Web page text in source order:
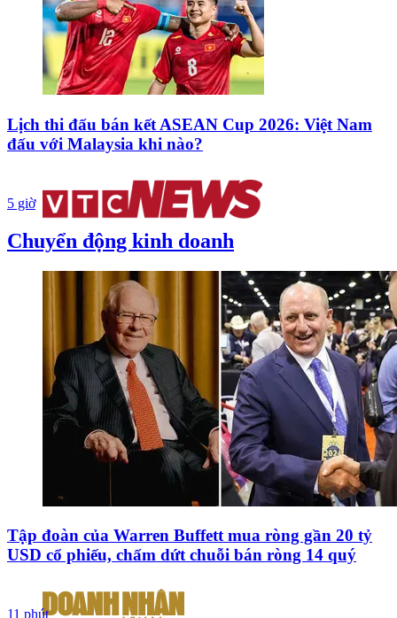
Lịch thi đấu bán kết ASEAN Cup 2026: Việt Nam
đấu với Malaysia khi nào?
5 giờ
Chuyển động kinh doanh
Tập đoàn của Warren Buffett mua ròng gần 20 tỷ
USD cổ phiếu, chấm dứt chuỗi bán ròng 14 quý
11 phút